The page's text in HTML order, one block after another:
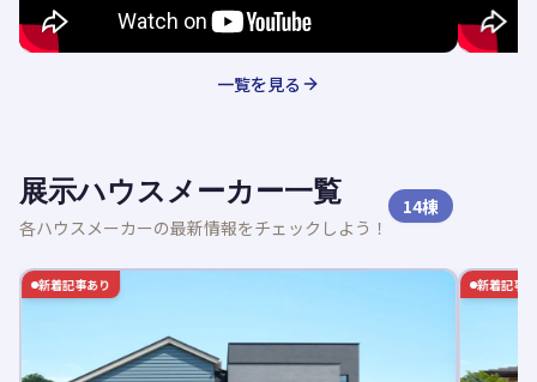
一覧を見る
展示ハウスメーカー一覧
各ハウスメーカーの最新情報をチェックしよう！
14棟
新着記事あり 新着記事